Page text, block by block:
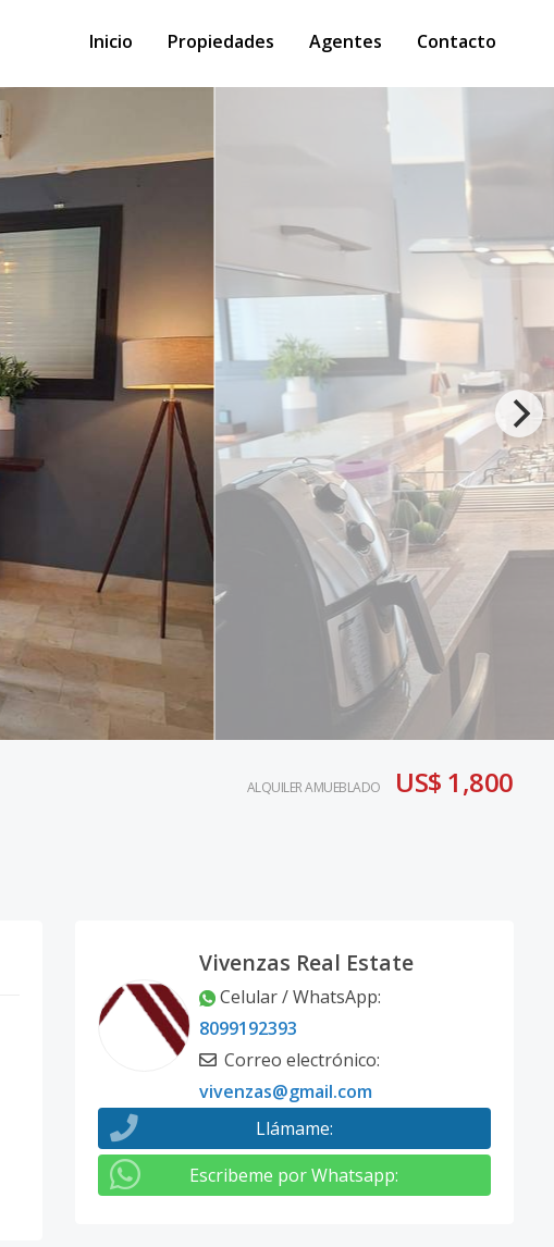
Inicio Propiedades Agentes Contacto
ALQUILER AMUEBLADO US$ 1,800
Vivenzas Real Estate
Celular / WhatsApp:
8099192393
Correo electrónico:
vivenzas@gmail.com
Llámame:
Escribeme por Whatsapp: